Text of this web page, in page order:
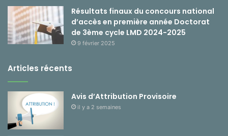
Résultats finaux du concours national
d’accès en première année Doctorat
de 3ème cycle LMD 2024-2025
9 février 2025
Articles récents
Avis d’Attribution Provisoire
il y a 2 semaines